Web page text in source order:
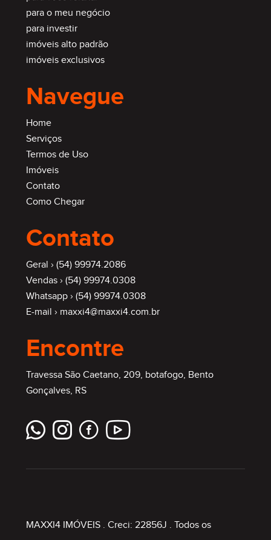
para o meu negócio
para investir
imóveis alto padrão
imóveis exclusivos
Navegue
Home
Serviços
Termos de Uso
Imóveis
Contato
Como Chegar
Contato
Geral › (54) 99974.2086
Vendas › (54) 99974.0308
Whatsapp › (54) 99974.0308
E-mail › maxxi4@maxxi4.com.br
Encontre
Travessa São Caetano, 209, botafogo, Bento
Gonçalves, RS
MAXXI4 IMÓVEIS. Creci: 22856J . Todos os